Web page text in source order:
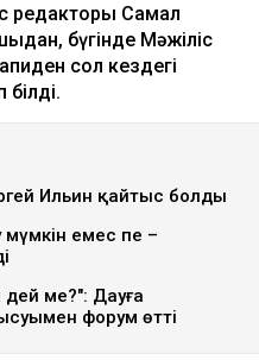
редакторы Самал
бүгінде Мәжіліс
сол кездегі
Ильин қайтыс болды
мүмкін емес пе –
дей ме?": Дауға
форум өтті